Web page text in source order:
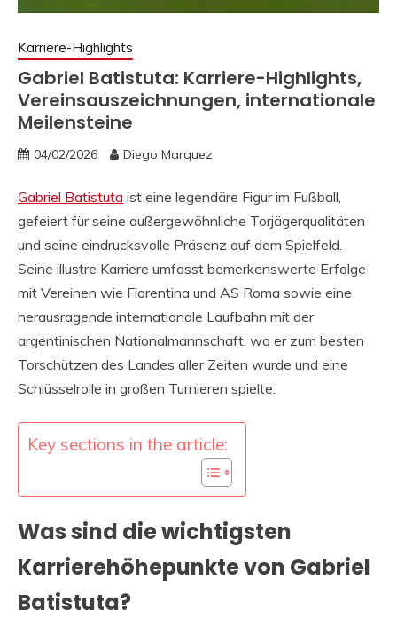
Karriere-Highlights
Gabriel Batistuta: Karriere-Highlights,
Vereinsauszeichnungen, internationale
Meilensteine
04/02/2026 Diego Marquez
Gabriel Batistuta ist eine legendäre Figur im Fußball,
gefeiert für seine außergewöhnliche Torjägerqualitäten
und seine eindrucksvolle Präsenz auf dem Spielfeld.
Seine illustre Karriere umfasst bemerkenswerte Erfolge
mit Vereinen wie Fiorentina und AS Roma sowie eine
herausragende internationale Laufbahn mit der
argentinischen Nationalmannschaft, wo er zum besten
Torschützen des Landes aller Zeiten wurde und eine
Schlüsselrolle in großen Turnieren spielte.
Key sections in the article:
Was sind die wichtigsten
Karrierehöhepunkte von Gabriel
Batistuta?